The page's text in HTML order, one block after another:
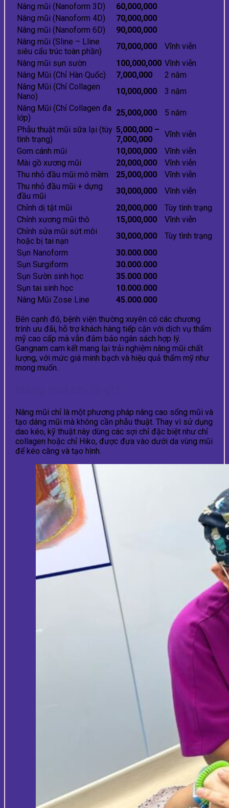
Nâng mũi (Nanoform 3D)
60,000,000
Nâng mũi (Nanoform 4D)
70,000,000
Nâng mũi (Nanoform 6D)
90,000,000
Nâng mũi (Sline – Lline
siêu cấu trúc toàn phần)
70,000,000
Vĩnh viễn
Nâng mũi sụn sườn
100,000,000 Vĩnh viễn
Nâng Mũi (Chỉ Hàn Quốc)
7,000,000
2 năm
Nâng Mũi (Chỉ Collagen
Nano)
10,000,000
3 năm
Nâng Mũi (Chỉ Collagen đa
lớp)
25,000,000
5 năm
Phẫu thuật mũi sữa lại (tùy
tình trạng)
5,000,000 –
7,000,000
Vĩnh viễn
Gom cánh mũi
10,000,000
Vĩnh viễn
Mài gồ xương mũi
20,000,000
Vĩnh viễn
Thu nhỏ đầu mũi mô mềm
25,000,000
Vĩnh viễn
Thu nhỏ đầu mũi + dựng
đầu mũi
30,000,000
Vĩnh viễn
Chỉnh dị tật mũi
20,000,000
Tùy tình trạng
Chỉnh xương mũi thô
15,000,000
Vĩnh viễn
Chỉnh sửa mũi sứt môi
hoặc bị tai nạn
30,000,000
Tùy tình trạng
Sụn Nanoform
30.000.000
Sụn Surgiform
30.000.000
Sụn Sườn sinh học
35.000.000
Sụn tai sinh học
10.000.000
Nâng Mũi Zose Line
45.000.000
Bên cạnh đó, bệnh viện thường xuyên có các chương
trình ưu đãi, hỗ trợ khách hàng tiếp cận với dịch vụ thẩm
mỹ cao cấp mà vẫn đảm bảo ngân sách hợp lý.
Gangnam cam kết mang lại trải nghiệm nâng mũi chất
lượng, với mức giá minh bạch và hiệu quả thẩm mỹ như
mong muốn.
Nâng mũi chỉ là một phương pháp nâng cao sống mũi và
tạo dáng mũi mà không cần phẫu thuật. Thay vì sử dụng
dao kéo, kỹ thuật này dùng các sợi chỉ đặc biệt như chỉ
collagen hoặc chỉ Hiko, được đưa vào dưới da vùng mũi
để kéo căng và tạo hình.